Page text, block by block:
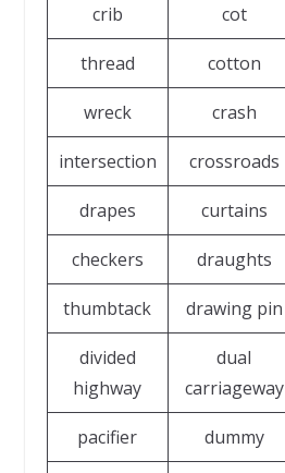
crib cot
thread cotton
wreck crash
intersection crossroads
drapes curtains
checkers draughts
thumbtack drawing pin
divided
highway
dual
carriageway
pacifier dummy